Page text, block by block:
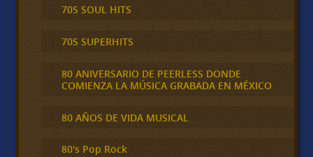
70S SOUL HITS
70S SUPERHITS
80 ANIVERSARIO DE PEERLESS DONDE
COMIENZA LA MÚSICA GRABADA EN MÉXICO
80 AÑOS DE VIDA MUSICAL
80's Pop Rock